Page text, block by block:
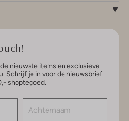
nieuwste items en exclusieve
Schrijf je in voor de nieuwsbrief
shoptegoed.